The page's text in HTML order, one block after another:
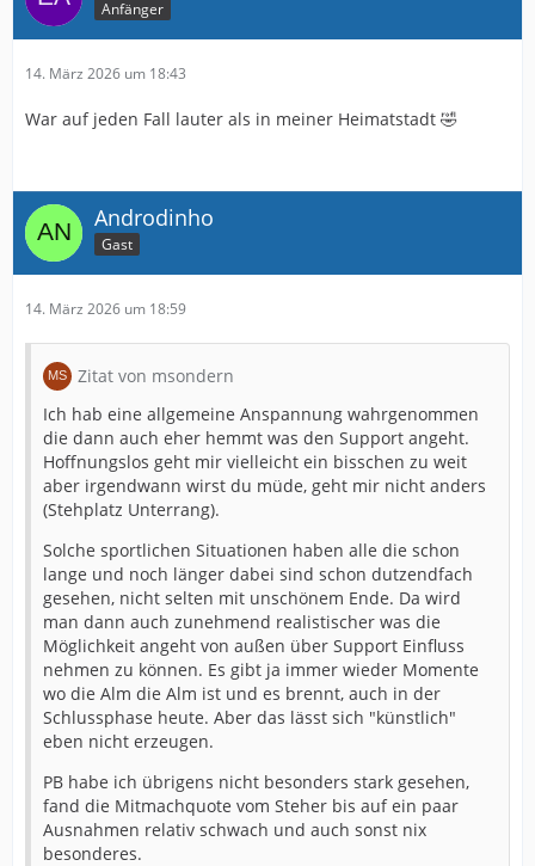
Anfänger
14. März 2026 um 18:43
War auf jeden Fall lauter als in meiner Heimatstadt 🤣
Androdinho
Gast
14. März 2026 um 18:59
Zitat von msondern
Ich hab eine allgemeine Anspannung wahrgenommen
die dann auch eher hemmt was den Support angeht.
Hoffnungslos geht mir vielleicht ein bisschen zu weit
aber irgendwann wirst du müde, geht mir nicht anders
(Stehplatz Unterrang).
Solche sportlichen Situationen haben alle die schon
lange und noch länger dabei sind schon dutzendfach
gesehen, nicht selten mit unschönem Ende. Da wird
man dann auch zunehmend realistischer was die
Möglichkeit angeht von außen über Support Einfluss
nehmen zu können. Es gibt ja immer wieder Momente
wo die Alm die Alm ist und es brennt, auch in der
Schlussphase heute. Aber das lässt sich "künstlich"
eben nicht erzeugen.
PB habe ich übrigens nicht besonders stark gesehen,
fand die Mitmachquote vom Steher bis auf ein paar
Ausnahmen relativ schwach und auch sonst nix
besonderes.